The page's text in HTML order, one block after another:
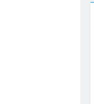
Mayoritas Manusia,
Melalui Jalan